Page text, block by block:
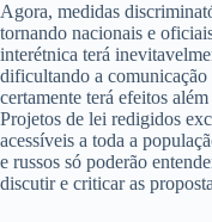
Agora, medidas
tornando nacionais e
interétnica terá
dificultando a comunicação
certamente terá efeitos
Projetos de lei redigidos
acessíveis a toda a
e russos só poderão
discutir e criticar as